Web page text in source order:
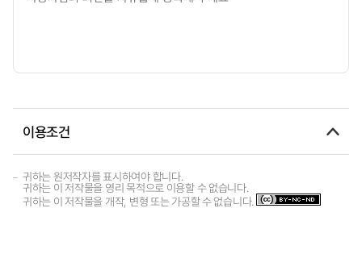
이용조건
귀하는 원저작자를 표시하여야 합니다.
귀하는 이 저작물을 영리 목적으로 이용할 수 없습니다.
귀하는 이 저작물을 개작, 변형 또는 가공할 수 없습니다.